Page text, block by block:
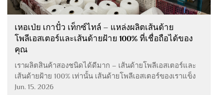
เหอเป่ย เกาปั๋ว เท็กซ์ไทล์ – แหล่งผลิตเส้นด้าย
โพลีเอสเตอร์และเส้นด้ายฝ้าย 100% ที่เชื่อถือได้ของ
คุณ
เราผลิตสินค้าสองชนิดได้ดีมาก – เส้นด้ายโพลีเอสเตอร์และ
เส้นด้ายฝ้าย 100% เท่านั้น เส้นด้ายโพลีเอสเตอร์ของเราแข็ง
แรง ทนทาน และสามารถรับแรงดันได้ดี เหมาะอย่างยิ่ง
Jun. 15. 2026